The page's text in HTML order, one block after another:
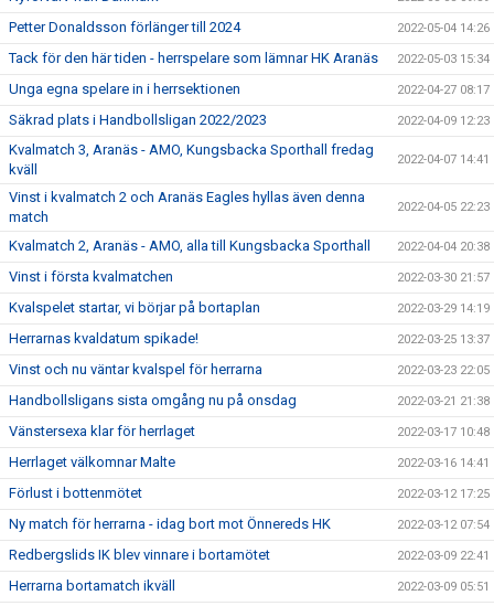
Petter Donaldsson förlänger till 2024 2022-05-04 14:26
Tack för den här tiden - herrspelare som lämnar HK Aranäs 2022-05-03 15:34
Unga egna spelare in i herrsektionen 2022-04-27 08:17
Säkrad plats i Handbollsligan 2022/2023 2022-04-09 12:23
Kvalmatch 3, Aranäs - AMO, Kungsbacka Sporthall fredag
kväll
2022-04-07 14:41
Vinst i kvalmatch 2 och Aranäs Eagles hyllas även denna
match
2022-04-05 22:23
Kvalmatch 2, Aranäs - AMO, alla till Kungsbacka Sporthall 2022-04-04 20:38
Vinst i första kvalmatchen 2022-03-30 21:57
Kvalspelet startar, vi börjar på bortaplan 2022-03-29 14:19
Herrarnas kvaldatum spikade! 2022-03-25 13:37
Vinst och nu väntar kvalspel för herrarna 2022-03-23 22:05
Handbollsligans sista omgång nu på onsdag 2022-03-21 21:38
Vänstersexa klar för herrlaget 2022-03-17 10:48
Herrlaget välkomnar Malte 2022-03-16 14:41
Förlust i bottenmötet 2022-03-12 17:25
Ny match för herrarna - idag bort mot Önnereds HK 2022-03-12 07:54
Redbergslids IK blev vinnare i bortamötet 2022-03-09 22:41
Herrarna bortamatch ikväll 2022-03-09 05:51